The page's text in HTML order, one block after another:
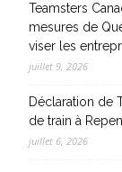
Teamsters
mesures de
viser les
juillet 9, 2026
Déclaration de
de train à
juillet 6, 2026